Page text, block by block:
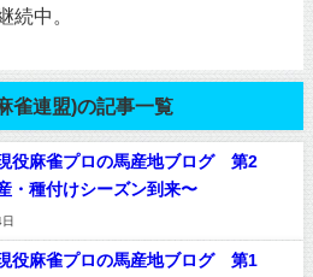
続中。
雀連盟)の記事一覧
現役麻雀プロの馬産地ブログ 第2
・種付けシーズン到来〜
現役麻雀プロの馬産地ブログ 第1